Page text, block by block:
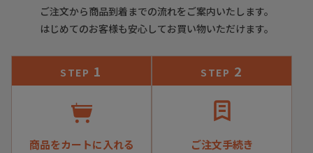
ご注文から商品到着までの流れをご案内いたします。
はじめてのお客様も安心してお買い物いただけます。
STEP 1
商品をカートに入れる
STEP 2
ご注文手続き